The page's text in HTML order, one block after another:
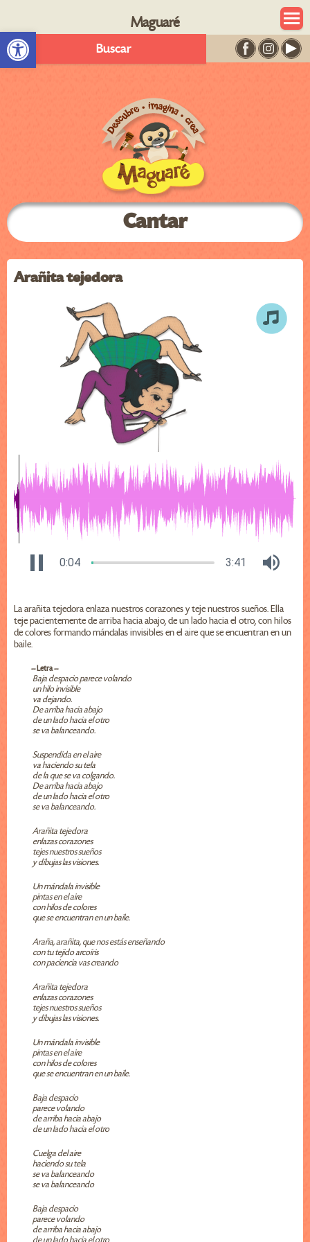
Abrir barra de herramientas
Maguaré
Buscar
Cantar
Arañita tejedora
0:04 3:41
La arañita tejedora enlaza nuestros corazones y teje nuestros sueños. Ella
teje pacientemente de arriba hacia abajo, de un lado hacia el otro, con hilos
de colores formando mándalas invisibles en el aire que se encuentran en un
baile.
-- Letra --
Baja despacio parece volando
un hilo invisible
va dejando.
De arriba hacia abajo
de un lado hacia el otro
se va balanceando.
Suspendida en el aire
va haciendo su tela
de la que se va colgando.
De arriba hacia abajo
de un lado hacia el otro
se va balanceando.
Arañita tejedora
enlazas corazones
tejes nuestros sueños
y dibujas las visiones.
Un mándala invisible
pintas en el aire
con hilos de colores
que se encuentran en un baile.
Araña, arañita, que nos estás enseñando
con tu tejido arcoíris
con paciencia vas creando
Arañita tejedora
enlazas corazones
tejes nuestros sueños
y dibujas las visiones.
Un mándala invisible
pintas en el aire
con hilos de colores
que se encuentran en un baile.
Baja despacio
parece volando
de arriba hacia abajo
de un lado hacia el otro
Cuelga del aire
haciendo su tela
se va balanceando
se va balanceando
Baja despacio
parece volando
de arriba hacia abajo